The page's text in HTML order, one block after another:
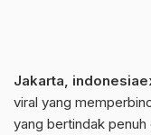
Jakarta,
viral yang
yang bertindak